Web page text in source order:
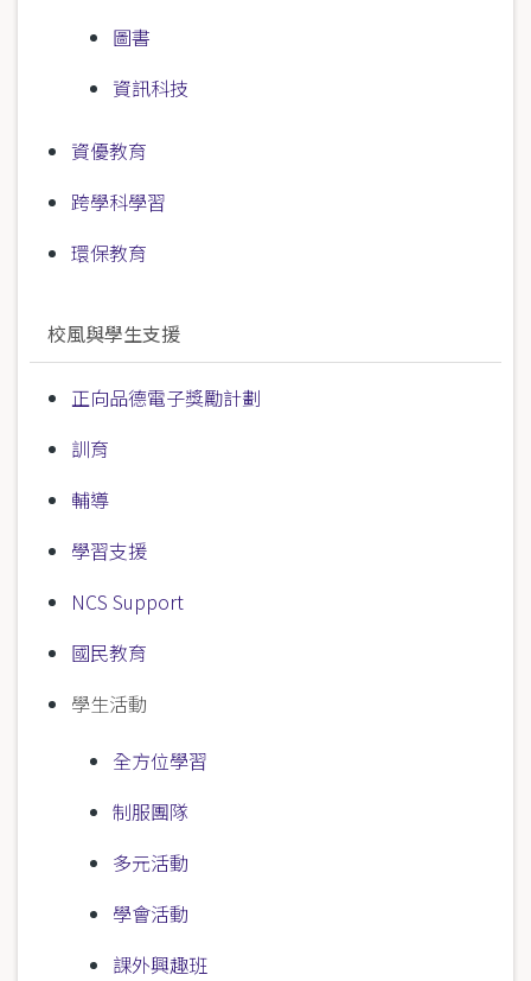
圖書
資訊科技
資優教育
跨學科學習
環保教育
校風與學生支援
正向品德電子獎勵計劃
訓育
輔導
學習支援
NCS Support
國民教育
學生活動
全方位學習
制服團隊
多元活動
學會活動
課外興趣班